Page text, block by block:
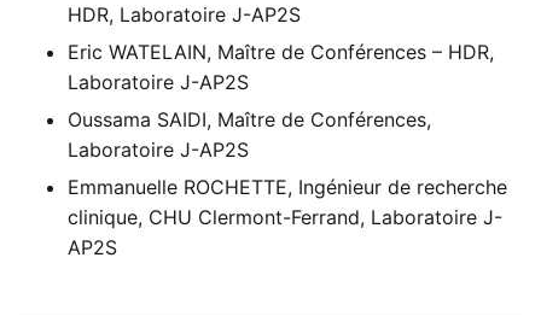
HDR, Laboratoire J-AP2S
Eric WATELAIN, Maître de Conférences – HDR,
Laboratoire J-AP2S
Oussama SAIDI, Maître de Conférences,
Laboratoire J-AP2S
Emmanuelle ROCHETTE, Ingénieur de recherche
clinique, CHU Clermont-Ferrand, Laboratoire J-
AP2S